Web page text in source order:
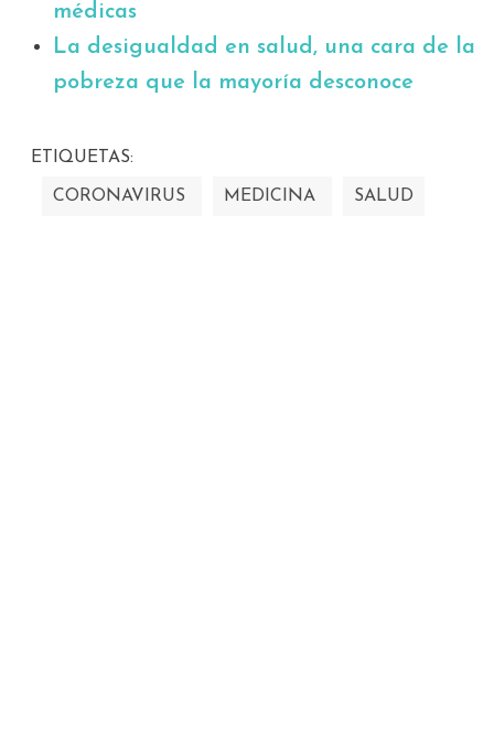
médicas
La desigualdad en salud, una cara de la
pobreza que la mayoría desconoce
ETIQUETAS:
CORONAVIRUS MEDICINA SALUD